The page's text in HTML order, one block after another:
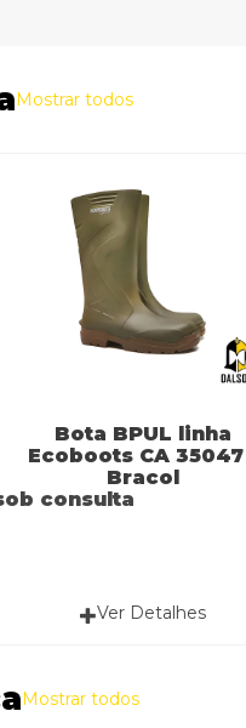
Mostrar todos
Bota BPUL linha
Ecoboots CA
Bracol
consulta
Ver Detalhes
Mostrar todos